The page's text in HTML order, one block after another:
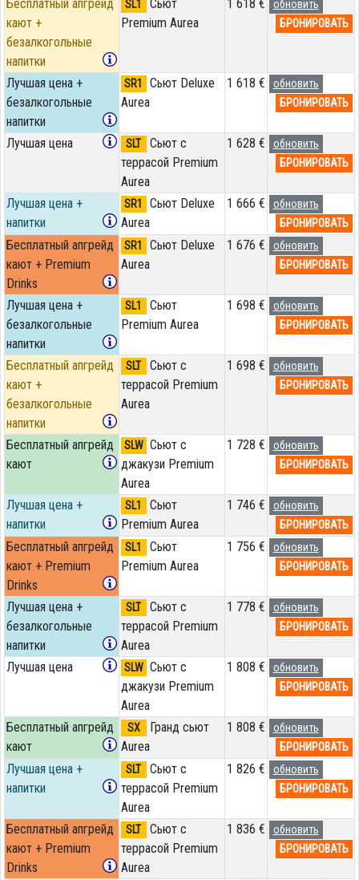
Бесплатный апгрейд
кают +
безалкогольные
напитки
SL1
Сьют
Premium Aurea
1 618 €
обновить
БРОНИРОВАТЬ
Лучшая цена +
безалкогольные
напитки
SR1
Сьют Deluxe
Aurea
1 618 €
обновить
БРОНИРОВАТЬ
Лучшая цена SLT
Сьют с
террасой Premium
Aurea
1 628 €
обновить
БРОНИРОВАТЬ
Лучшая цена +
напитки
SR1
Сьют Deluxe
Aurea
1 666 €
обновить
БРОНИРОВАТЬ
Бесплатный апгрейд
кают + Premium
Drinks
SR1
Сьют Deluxe
Aurea
1 676 €
обновить
БРОНИРОВАТЬ
Лучшая цена +
безалкогольные
напитки
SL1
Сьют
Premium Aurea
1 698 €
обновить
БРОНИРОВАТЬ
Бесплатный апгрейд
кают +
безалкогольные
напитки
SLT
Сьют с
террасой Premium
Aurea
1 698 €
обновить
БРОНИРОВАТЬ
Бесплатный апгрейд
кают
SLW Сьют с
джакузи Premium
Aurea
1 728 €
обновить
БРОНИРОВАТЬ
Лучшая цена +
напитки
SL1
Сьют
Premium Aurea
1 746 €
обновить
БРОНИРОВАТЬ
Бесплатный апгрейд
кают + Premium
Drinks
SL1
Сьют
Premium Aurea
1 756 €
обновить
БРОНИРОВАТЬ
Лучшая цена +
безалкогольные
напитки
SLT
Сьют с
террасой Premium
Aurea
1 778 €
обновить
БРОНИРОВАТЬ
Лучшая цена SLW Сьют с
джакузи Premium
Aurea
1 808 €
обновить
БРОНИРОВАТЬ
Бесплатный апгрейд
кают
SX
Гранд сьют
Aurea
1 808 €
обновить
БРОНИРОВАТЬ
Лучшая цена +
напитки
SLT
Сьют с
террасой Premium
Aurea
1 826 €
обновить
БРОНИРОВАТЬ
Бесплатный апгрейд
кают + Premium
Drinks
SLT
Сьют с
террасой Premium
Aurea
1 836 €
обновить
БРОНИРОВАТЬ